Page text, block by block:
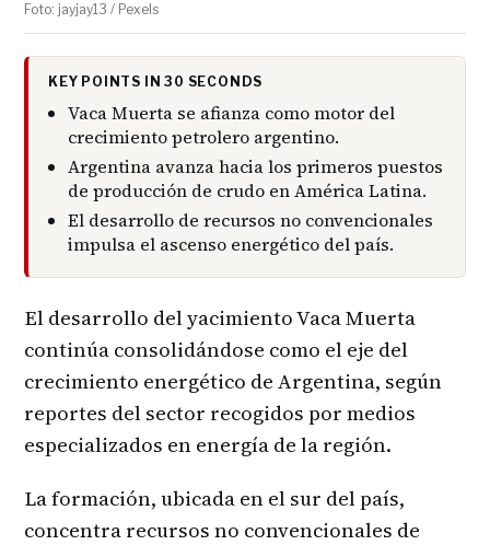
Foto: jayjay13 / Pexels
KEY POINTS IN 30 SECONDS
Vaca Muerta se afianza como motor del
crecimiento petrolero argentino.
Argentina avanza hacia los primeros puestos
de producción de crudo en América Latina.
El desarrollo de recursos no convencionales
impulsa el ascenso energético del país.
El desarrollo del yacimiento Vaca Muerta
continúa consolidándose como el eje del
crecimiento energético de Argentina, según
reportes del sector recogidos por medios
especializados en energía de la región.
La formación, ubicada en el sur del país,
concentra recursos no convencionales de